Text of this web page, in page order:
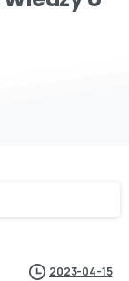
2023-04-15